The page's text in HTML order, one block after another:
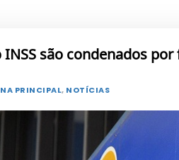
INSS são condenados
PRINCIPAL, NOTÍCIAS